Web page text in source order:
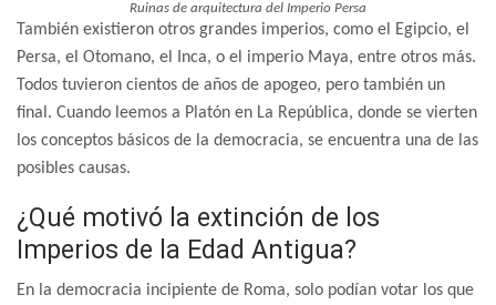
Ruinas de arquitectura del Imperio Persa
También existieron otros grandes imperios, como el Egipcio, el
Persa, el Otomano, el Inca, o el imperio Maya, entre otros más.
Todos tuvieron cientos de años de apogeo, pero también un
final. Cuando leemos a Platón en La República, donde se vierten
los conceptos básicos de la democracia, se encuentra una de las
posibles causas.
¿Qué motivó la extinción de los
Imperios de la Edad Antigua?
En la democracia incipiente de Roma, solo podían votar los que